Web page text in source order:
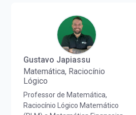
Gustavo Japiassu
Matemática, Raciocínio
Lógico
Professor de Matemática,
Raciocínio Lógico Matemático